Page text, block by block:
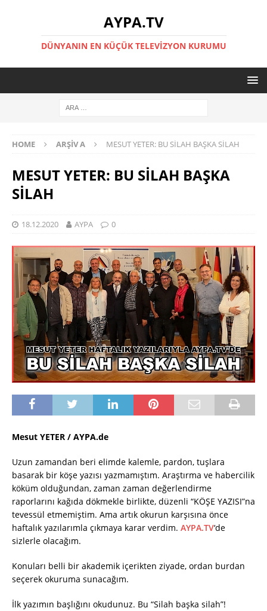
AYPA.TV
DÜNYANIN EN KÜÇÜK TELEVIZYON KURUMU
HOME ARŞIV A MESUT YETER: BU SİLAH BAŞKA SİLAH
MESUT YETER: BU SİLAH BAŞKA
SİLAH
18.12.2020 AYPA 0
Mesut YETER / AYPA.de
Uzun zamandan beri elimde kalemle, pardon, tuşlara
basarak bir köşe yazısı yazmamıştım. Araştırma ve habercilik
köküm olduğundan, zaman zaman değerlendirme
raporlarını kağıda dökmekle birlikte, düzenli “KÖŞE YAZISI”na
tevessül etmemiştim. Ama artık okurun karşısına önce
haftalık yazılarımla çıkmaya karar verdim. AYPA.TV‘de
sizlerle olacağım.
Konuları belli bir akademik içerikten ziyade, ordan burdan
seçerek okuruma sunacağım.
İlk yazımın başlığını okudunuz. Bu “Silah başka silah”!